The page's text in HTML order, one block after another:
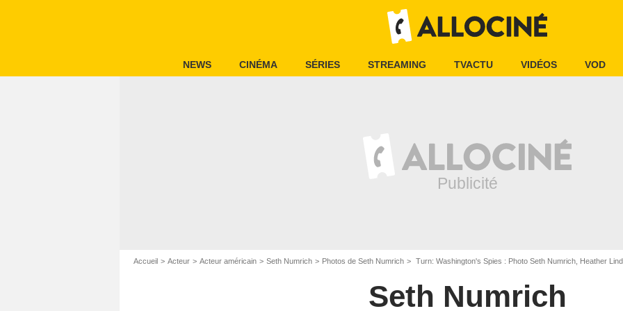
NEWS CINÉMA SÉRIES STREAMING TVACTU VIDÉOS VOD
Accueil Acteur Acteur américain Seth Numrich Photos de Seth Numrich Turn: Washington's Spies : Photo Seth Numrich, Heather
Seth Numrich